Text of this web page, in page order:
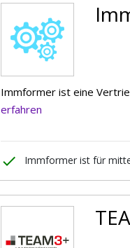
Immformer ist eine
erfahren
done Immformer ist für